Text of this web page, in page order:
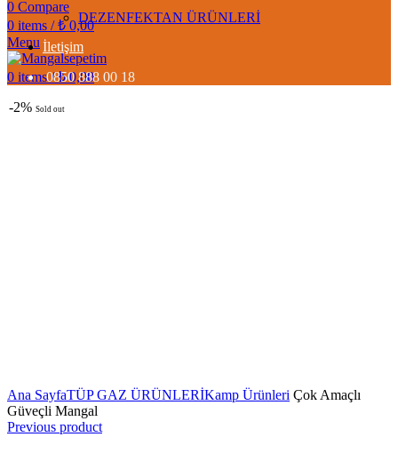
0 Compare
0 items / ₺0,00
Menu
0 items / ₺0,00
DEZENFEKTAN ÜRÜNLERİ
İletişim
0850 888 00 18
-2% Sold out
Ana SayfaTÜP GAZ ÜRÜNLERİKamp Ürünleri Çok Amaçlı
Güveçli Mangal
Previous product